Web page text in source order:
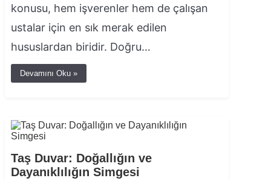
konusu, hem işverenler hem de çalışan
ustalar için en sık merak edilen
hususlardan biridir. Doğru…
Devamını Oku »
Taş Duvar: Doğallığın ve
Dayanıklılığın Simgesi